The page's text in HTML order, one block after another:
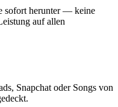
sofort herunter — keine
auf allen
Snapchat oder Songs von